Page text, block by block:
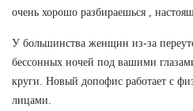
очень хорошо разбираешься ,
У большинства женщин из-за
бессонных ночей под вашими
круги. Новый допофис работает с
лицами.